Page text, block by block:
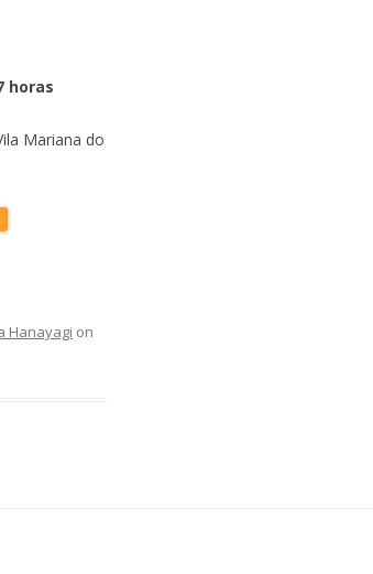
horas
Mariana do
Hanayagi on